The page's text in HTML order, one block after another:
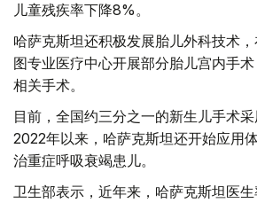
儿童残疾率下降8%。
哈萨克斯坦还积极发展胎儿外科技术
图专业医疗中心开展部分胎儿宫内手
相关手术。
目前，全国约三分之一的新生儿手术
2022年以来，哈萨克斯坦还开始应用
治重症呼吸衰竭患儿。
卫生部表示，近年来，哈萨克斯坦医